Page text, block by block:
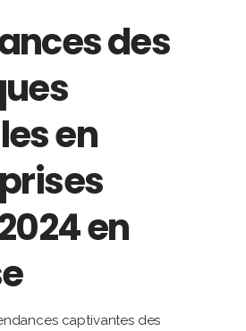
des
en
en
captivantes des